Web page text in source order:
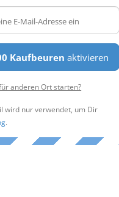
Kaufbeuren aktivieren
anderen Ort starten?
wird nur verwendet, um Dir
.